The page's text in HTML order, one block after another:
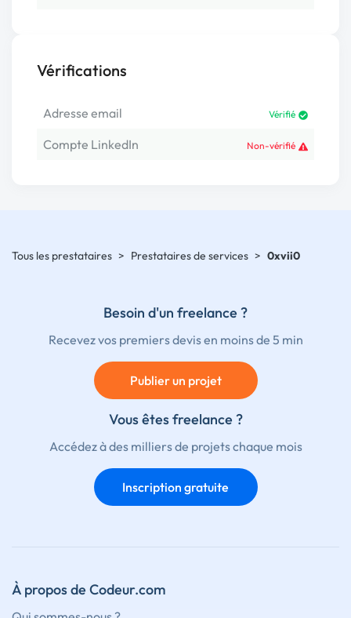
Vérifications
Adresse email Vérifié
Compte LinkedIn Non-vérifié
Tous les prestataires > Prestataires de services > 0xvii0
Besoin d'un freelance ?
Recevez vos premiers devis en moins de 5 min
Publier un projet
Vous êtes freelance ?
Accédez à des milliers de projets chaque mois
Inscription gratuite
À propos de Codeur.com